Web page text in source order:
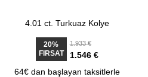
4.01 ct. Turkuaz Kolye
20%
FIRSAT
1.933 €
1.546 €
64€ dan başlayan taksitlerle